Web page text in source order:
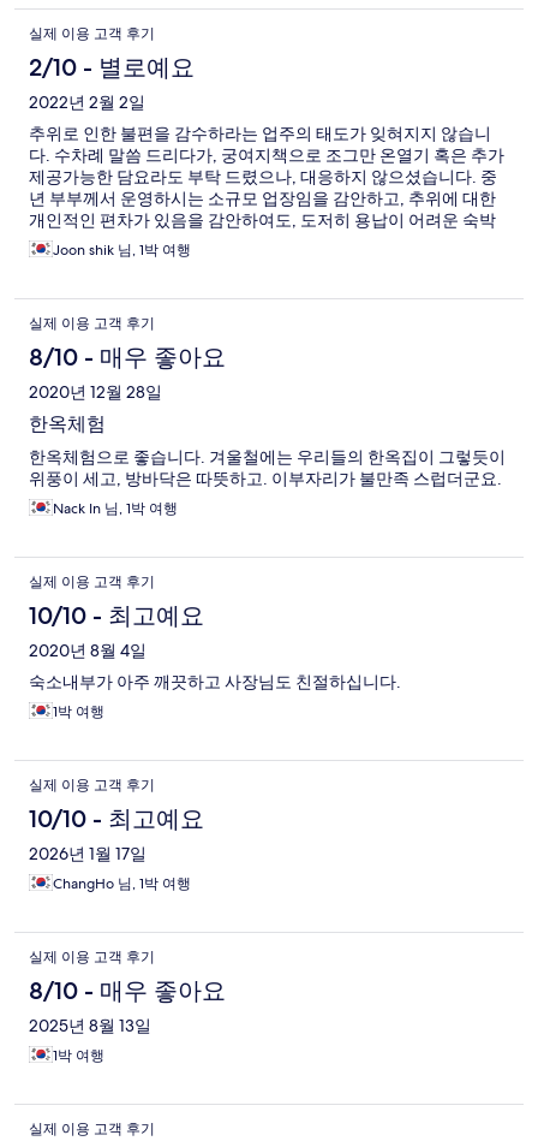
실제 이용 고객 후기
2/10 - 별로예요
2022년 2월 2일
추위로 인한 불편을 감수하라는 업주의 태도가 잊혀지지 않습니
다. 수차례 말씀 드리다가, 궁여지책으로 조그만 온열기 혹은 추가
제공가능한 담요라도 부탁 드렸으나, 대응하지 않으셨습니다. 중
년 부부께서 운영하시는 소규모 업장임을 감안하고, 추위에 대한
개인적인 편차가 있음을 감안하여도, 도저히 용납이 어려운 숙박
경험이었습니다. 결국 새벽 1시에 짐싸서 나왔습니다.
Joon shik 님, 1박 여행
실제 이용 고객 후기
8/10 - 매우 좋아요
2020년 12월 28일
한옥체험
한옥체험으로 좋습니다. 겨울철에는 우리들의 한옥집이 그렇듯이
위풍이 세고, 방바닥은 따뜻하고. 이부자리가 불만족 스럽더군요.
Nack In 님, 1박 여행
실제 이용 고객 후기
10/10 - 최고예요
2020년 8월 4일
숙소내부가 아주 깨끗하고 사장님도 친절하십니다.
1박 여행
실제 이용 고객 후기
10/10 - 최고예요
2026년 1월 17일
ChangHo 님, 1박 여행
실제 이용 고객 후기
8/10 - 매우 좋아요
2025년 8월 13일
1박 여행
실제 이용 고객 후기